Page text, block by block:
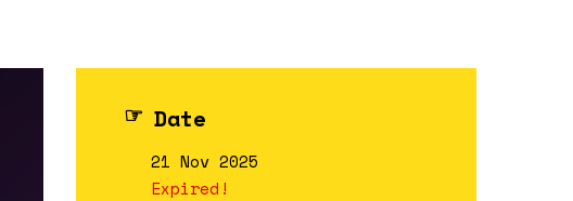
Date
21 Nov 2025
Expired!